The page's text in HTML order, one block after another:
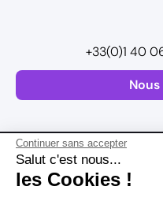
Continuer sans accepter
Salut c'est nous...
les Cookies !
+33(0)1 40